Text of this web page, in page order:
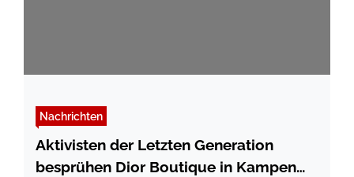
Nachrichten
Aktivisten der Letzten Generation
besprühen Dior Boutique in Kampen